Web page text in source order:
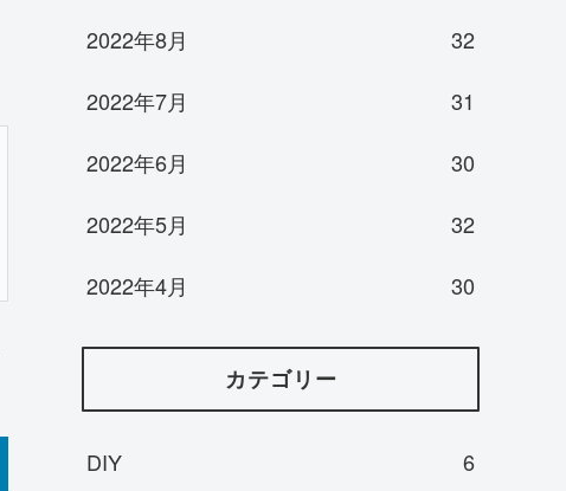
2022年8月
32
2022年7月
31
2022年6月
30
2022年5月
32
2022年4月
30
カテゴリー
DIY
6